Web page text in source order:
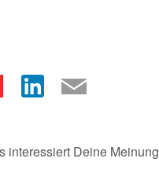
interessiert Deine Meinung